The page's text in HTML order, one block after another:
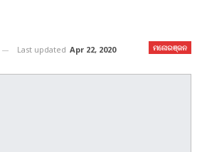
ମନୋରଞ୍ଜନ
Last updated Apr 22, 2020